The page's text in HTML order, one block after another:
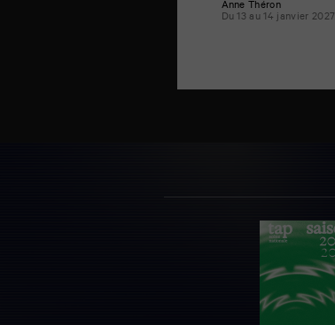
Anne Théron
Du 13 au 14 janvier 2027